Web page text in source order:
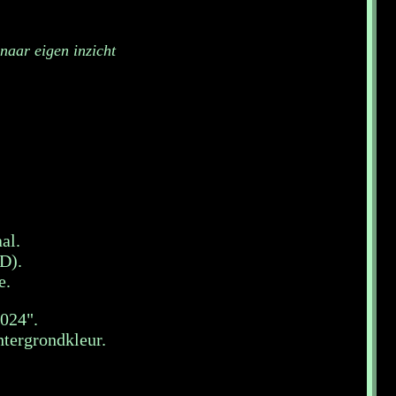
eigen inzicht